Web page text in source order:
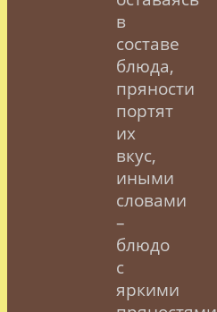
в
составе
блюда,
пряности
портят
их
вкус,
иными
словами
–
блюдо
с
яркими